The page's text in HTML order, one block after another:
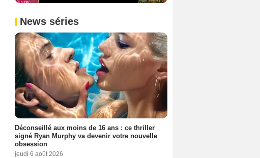
News séries
Déconseillé aux moins de 16 ans : ce thriller
signé Ryan Murphy va devenir votre nouvelle
obsession
jeudi 6 août 2026